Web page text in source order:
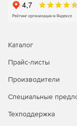
Тестирование
с узла
для
Каталог
Прайс-листы
Производители
Специальные
Техподдержка